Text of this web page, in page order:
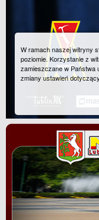
W ramach naszej witryny
poziomie. Korzystanie z
zamieszczane w Państwa
zmiany ustawień